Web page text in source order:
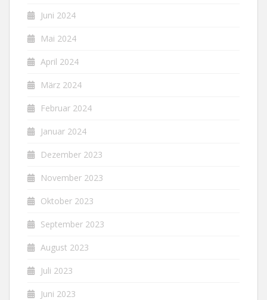
Juni 2024
Mai 2024
April 2024
März 2024
Februar 2024
Januar 2024
Dezember 2023
November 2023
Oktober 2023
September 2023
August 2023
Juli 2023
Juni 2023